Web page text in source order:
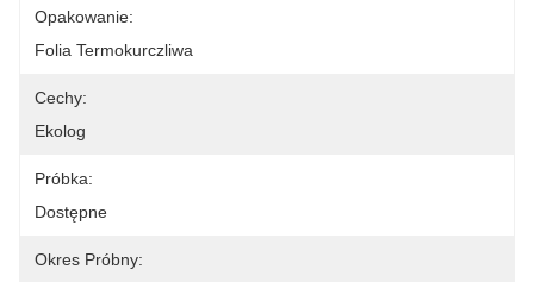
Opakowanie:
Folia Termokurczliwa
Cechy:
Ekolog
Próbka:
Dostępne
Okres Próbny: